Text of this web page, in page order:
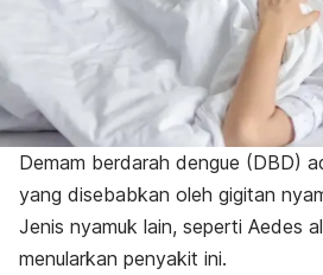
Demam berdarah dengue (DBD)
yang disebabkan oleh gigitan
Jenis nyamuk lain, seperti Aedes
menularkan penyakit ini.